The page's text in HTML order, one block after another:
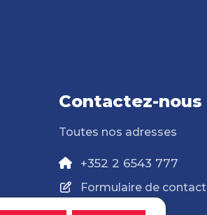
Contactez-nous
Toutes nos adresses
+352 2 6543 777
Formulaire de contact